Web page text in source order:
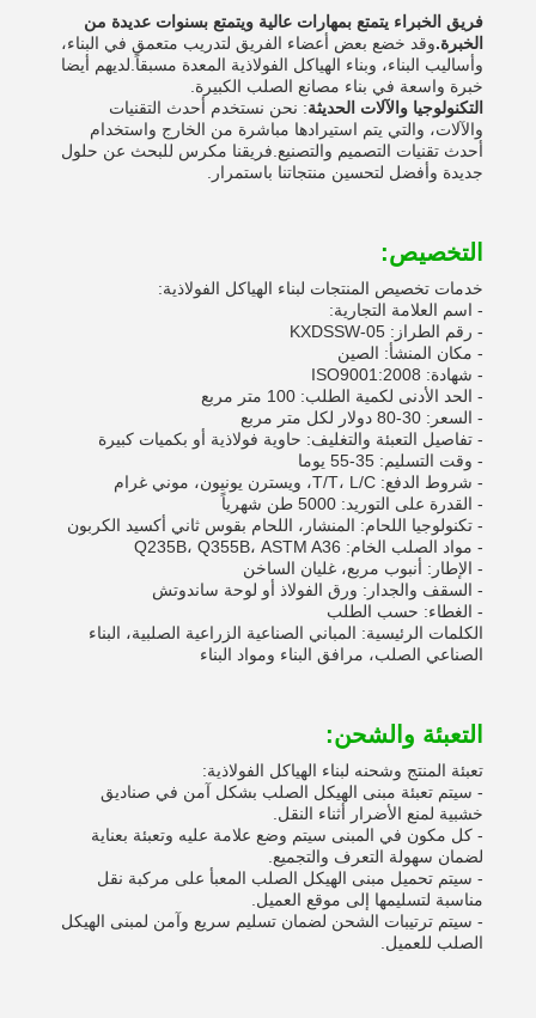
فريق الخبراء يتمتع بمهارات عالية ويتمتع بسنوات عديدة من
الخبرة.وقد خضع بعض أعضاء الفريق لتدريب متعمق في البناء،
وأساليب البناء، وبناء الهياكل الفولاذية المعدة مسبقاً.لديهم أيضا
خبرة واسعة في بناء مصانع الصلب الكبيرة.
التكنولوجيا والآلات الحديثة: نحن نستخدم أحدث التقنيات
والآلات، والتي يتم استيرادها مباشرة من الخارج واستخدام
أحدث تقنيات التصميم والتصنيع.فريقنا مكرس للبحث عن حلول
جديدة وأفضل لتحسين منتجاتنا باستمرار.
التخصيص:
خدمات تخصيص المنتجات لبناء الهياكل الفولاذية:
- اسم العلامة التجارية:
- رقم الطراز: KXDSSW-05
- مكان المنشأ: الصين
- شهادة: ISO9001:2008
- الحد الأدنى لكمية الطلب: 100 متر مربع
- السعر: 30-80 دولار لكل متر مربع
- تفاصيل التعبئة والتغليف: حاوية فولاذية أو بكميات كبيرة
- وقت التسليم: 35-55 يوما
- شروط الدفع: T/T، L/C، ويسترن يونيون، موني غرام
- القدرة على التوريد: 5000 طن شهرياً
- تكنولوجيا اللحام: المنشار، اللحام بقوس ثاني أكسيد الكربون
- مواد الصلب الخام: Q235B، Q355B، ASTM A36
- الإطار: أنبوب مربع، غليان الساخن
- السقف والجدار: ورق الفولاذ أو لوحة ساندوتش
- الغطاء: حسب الطلب
الكلمات الرئيسية: المباني الصناعية الزراعية الصلبية، البناء
الصناعي الصلب، مرافق البناء ومواد البناء
التعبئة والشحن:
تعبئة المنتج وشحنه لبناء الهياكل الفولاذية:
- سيتم تعبئة مبنى الهيكل الصلب بشكل آمن في صناديق
خشبية لمنع الأضرار أثناء النقل.
- كل مكون في المبنى سيتم وضع علامة عليه وتعبئة بعناية
لضمان سهولة التعرف والتجميع.
- سيتم تحميل مبنى الهيكل الصلب المعبأ على مركبة نقل
مناسبة لتسليمها إلى موقع العميل.
- سيتم ترتيبات الشحن لضمان تسليم سريع وآمن لمبنى الهيكل
الصلب للعميل.